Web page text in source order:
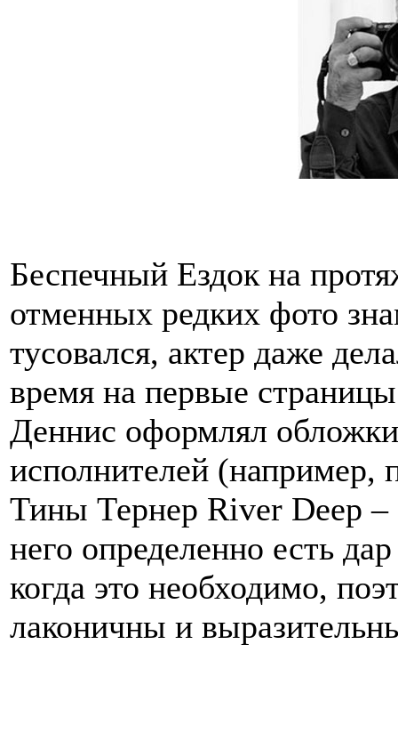
Беспечный Ездок на
отменных редких фото
тусовался, актер даже
время на первые
Деннис оформлял
исполнителей (например,
Тины Тернер River Deep
него определенно есть
когда это необходимо,
лаконичны и